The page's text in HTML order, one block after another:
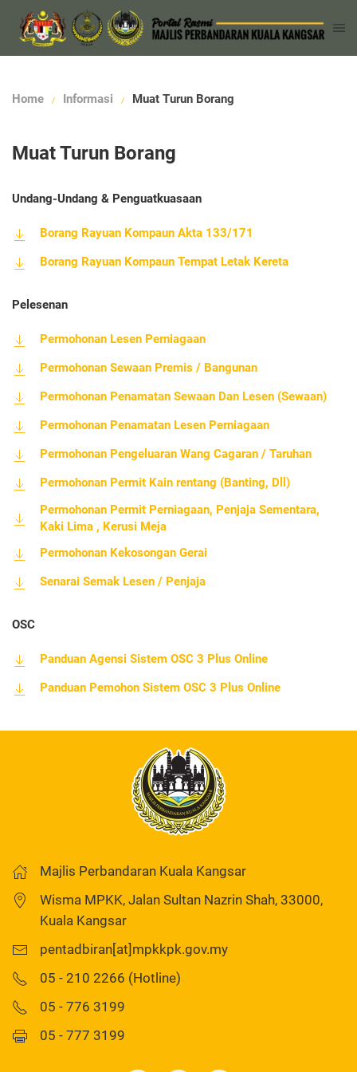
Home Informasi Muat Turun Borang
Muat Turun Borang
Undang-Undang & Penguatkuasaan
Borang Rayuan Kompaun Akta 133/171
Borang Rayuan Kompaun Tempat Letak Kereta
Pelesenan
Permohonan Lesen Perniagaan
Permohonan Sewaan Premis / Bangunan
Permohonan Penamatan Sewaan Dan Lesen (Sewaan)
Permohonan Penamatan Lesen Perniagaan
Permohonan Pengeluaran Wang Cagaran / Taruhan
Permohonan Permit Kain rentang (Banting, Dll)
Permohonan Permit Perniagaan, Penjaja Sementara,
Kaki Lima , Kerusi Meja
Permohonan Kekosongan Gerai
Senarai Semak Lesen / Penjaja
OSC
Panduan Agensi Sistem OSC 3 Plus Online
Panduan Pemohon Sistem OSC 3 Plus Online
Majlis Perbandaran Kuala Kangsar
Wisma MPKK, Jalan Sultan Nazrin Shah, 33000,
Kuala Kangsar
pentadbiran[at]mpkkpk.gov.my
05 - 210 2266 (Hotline)
05 - 776 3199
05 - 777 3199